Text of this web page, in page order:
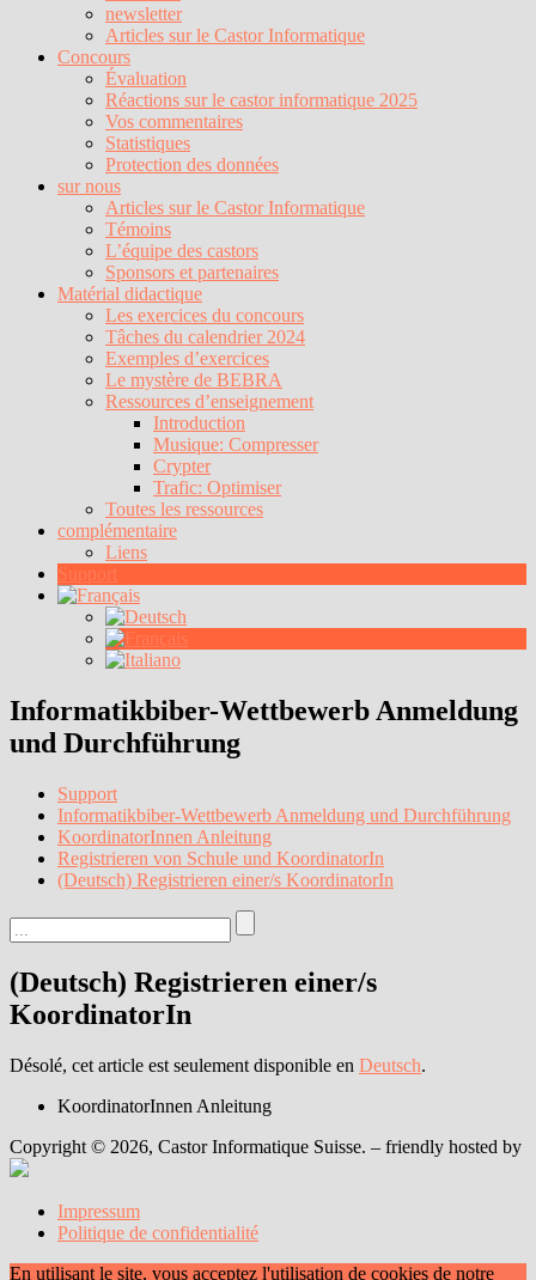
newsletter
Articles sur le Castor Informatique
Concours
Évaluation
Réactions sur le castor informatique 2025
Vos commentaires
Statistiques
Protection des données
sur nous
Articles sur le Castor Informatique
Témoins
L’équipe des castors
Sponsors et partenaires
Matérial didactique
Les exercices du concours
Tâches du calendrier 2024
Exemples d’exercices
Le mystère de BEBRA
Ressources d’enseignement
Introduction
Musique: Compresser
Crypter
Trafic: Optimiser
Toutes les ressources
complémentaire
Liens
Support
Informatikbiber-Wettbewerb Anmeldung
und Durchführung
Support
Informatikbiber-Wettbewerb Anmeldung und Durchführung
KoordinatorInnen Anleitung
Registrieren von Schule und KoordinatorIn
(Deutsch) Registrieren einer/s KoordinatorIn
(Deutsch) Registrieren einer/s
KoordinatorIn
Désolé, cet article est seulement disponible en Deutsch.
KoordinatorInnen Anleitung
Copyright © 2026, Castor Informatique Suisse. – friendly hosted by
Impressum
Politique de confidentialité
En utilisant le site, vous acceptez l'utilisation de cookies de notre